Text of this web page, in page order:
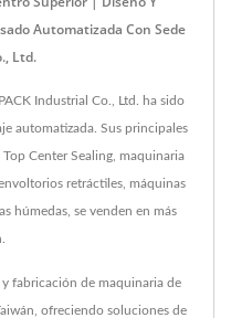
Automatizada Con Sede
Ltd.
Industrial Co., Ltd. ha sido
automatizada. Sus principales
Center Sealing, maquinaria
retráctiles, máquinas
húmedas, se venden en más
y fabricación de maquinaria de
ofreciendo soluciones de